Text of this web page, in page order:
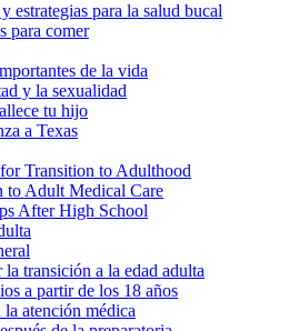
estrategias para la salud bucal
para comer
de la vida
y la sexualidad
tu hijo
a Texas
Transition to Adulthood
to Adult Medical Care
After High School
transición a la edad adulta
a partir de los 18 años
atención médica